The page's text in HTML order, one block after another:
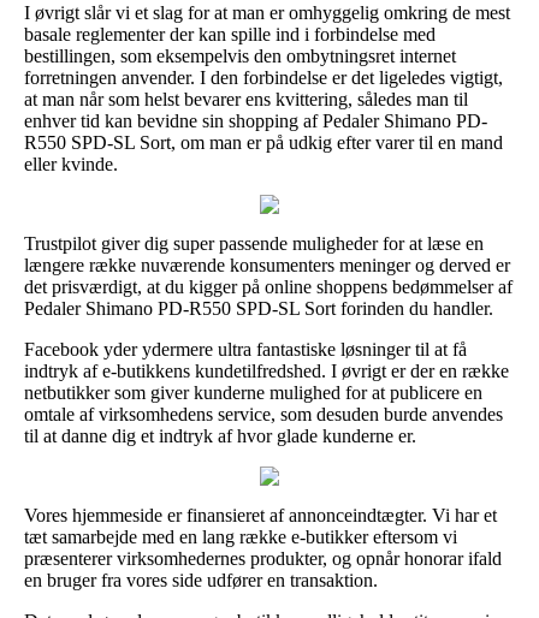
I øvrigt slår vi et slag for at man er omhyggelig omkring de mest
basale reglementer der kan spille ind i forbindelse med
bestillingen, som eksempelvis den ombytningsret internet
forretningen anvender. I den forbindelse er det ligeledes vigtigt,
at man når som helst bevarer ens kvittering, således man til
enhver tid kan bevidne sin shopping af Pedaler Shimano PD-
R550 SPD-SL Sort, om man er på udkig efter varer til en mand
eller kvinde.
Trustpilot giver dig super passende muligheder for at læse en
længere række nuværende konsumenters meninger og derved er
det prisværdigt, at du kigger på online shoppens bedømmelser af
Pedaler Shimano PD-R550 SPD-SL Sort forinden du handler.
Facebook yder ydermere ultra fantastiske løsninger til at få
indtryk af e-butikkens kundetilfredshed. I øvrigt er der en række
netbutikker som giver kunderne mulighed for at publicere en
omtale af virksomhedens service, som desuden burde anvendes
til at danne dig et indtryk af hvor glade kunderne er.
Vores hjemmeside er finansieret af annonceindtægter. Vi har et
tæt samarbejde med en lang række e-butikker eftersom vi
præsenterer virksomhedernes produkter, og opnår honorar ifald
en bruger fra vores side udfører en transaktion.